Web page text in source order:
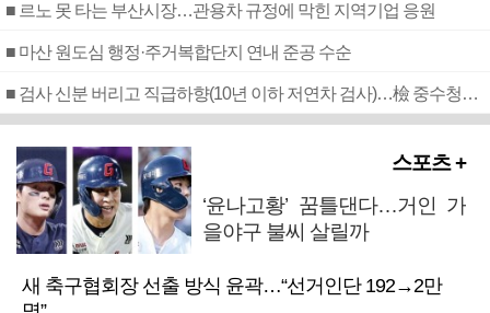
■ 르노 못 타는 부산시장…관용차 규정에 막힌 지역기업 응원
■ 마산 원도심 행정·주거복합단지 연내 준공 수순
■ 검사 신분 버리고 직급하향(10년 이하 저연차 검사)…檢 중수청행 기피
스포츠 +
‘윤나고황’ 꿈틀댄다…거인 가
을야구 불씨 살릴까
새 축구협회장 선출 방식 윤곽…“선거인단 192→2만